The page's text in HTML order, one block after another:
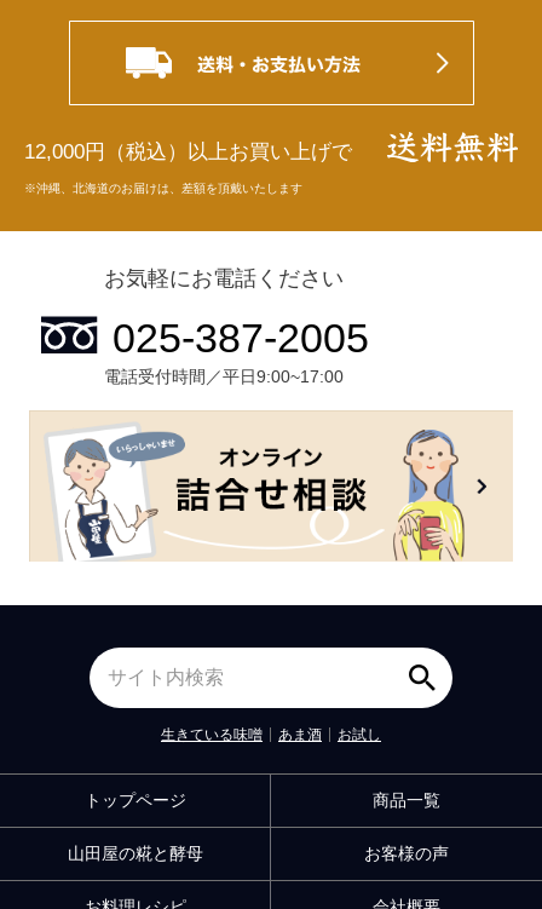
12,000円（税込）以上お買い上げで
※沖縄、北海道のお届けは、差額を頂戴いたします
お気軽にお電話ください
電話受付時間／平日9:00~17:00
生きている味噌 あま酒 お試し
トップページ 商品一覧
山田屋の糀と酵母 お客様の声